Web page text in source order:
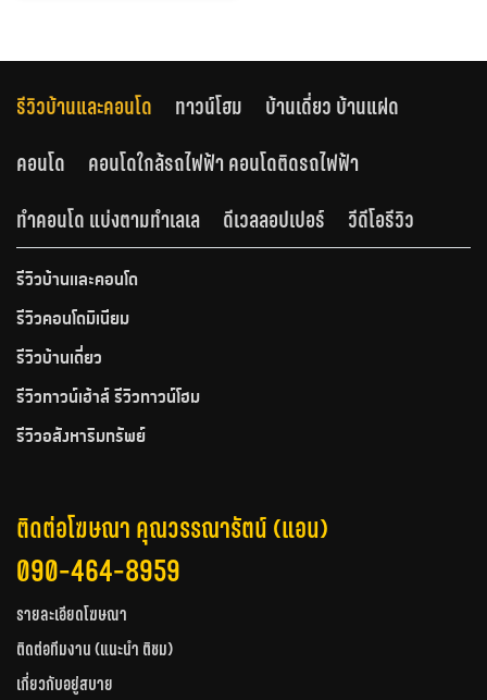
รีวิวบ้านและคอนโด ทาวน์โฮม
บ้านเดี่ยว บ้านแฝด
คอนโด
คอนโดใกล้รถไฟฟ้า คอนโดติดรถไฟฟ้า
ทำคอนโด แบ่งตามทำเลเล
ดีเวลลอปเปอร์ วีดีโอรีวิว
รีวิวบ้านและคอนโด
รีวิวคอนโดมิเนียม
รีวิวบ้านเดี่ยว
รีวิวทาวน์เฮ้าส์ รีวิวทาวน์โฮม
รีวิวอสังหาริมทรัพย์
ติดต่อโฆษณา คุณวรรณารัตน์ (แอน)
090-464-8959
รายละเอียดโฆษณา
ติดต่อทีมงาน (แนะนำ ติชม)
เกี่ยวกับอยู่สบาย